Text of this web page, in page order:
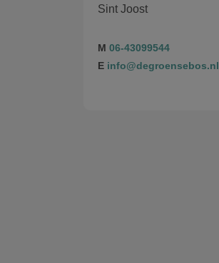
Sint Joost
M 06-43099544
E info@degroensebos.nl